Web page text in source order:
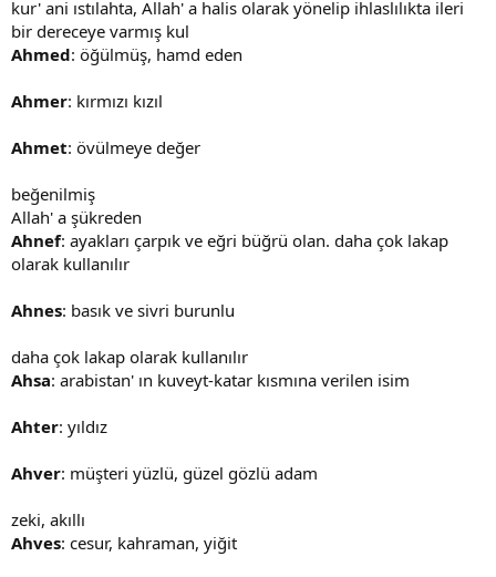
kur' ani ıstılahta, Allah' a halis olarak yönelip ihlaslılıkta ileri
bir dereceye varmış kul
Ahmed: öğülmüş, hamd eden
Ahmer: kırmızı kızıl
Ahmet: övülmeye değer
beğenilmiş
Allah' a şükreden
Ahnef: ayakları çarpık ve eğri büğrü olan. daha çok lakap
olarak kullanılır
Ahnes: basık ve sivri burunlu
daha çok lakap olarak kullanılır
Ahsa: arabistan' ın kuveyt-katar kısmına verilen isim
Ahter: yıldız
Ahver: müşteri yüzlü, güzel gözlü adam
zeki, akıllı
Ahves: cesur, kahraman, yiğit